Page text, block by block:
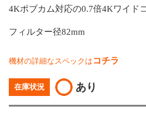
4Kポブカム対応の0.7倍4Kワイド
フィルター径82mm
機材の詳細なスペックは コチラ
在庫状況 あり